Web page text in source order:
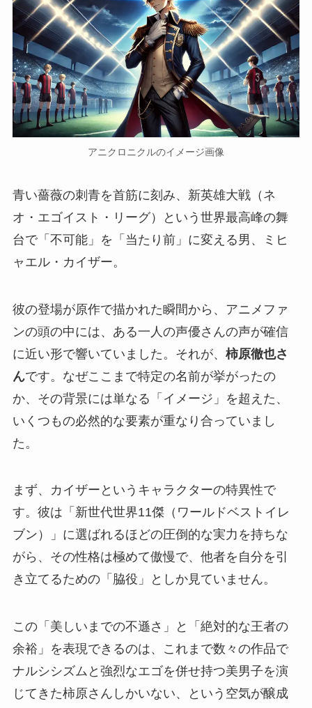
アニクロニクルのイメージ画像
青い薔薇の刺青を首筋に刻み、新英雄大戦（ネ
オ・エゴイスト・リーグ）という世界最高峰の舞
台で「不可能」を「当たり前」に変える男、ミヒ
ャエル・カイザー。
彼の登場が原作で描かれた瞬間から、アニメファ
ンの頭の中には、ある一人の声優さんの声が確信
に近い形で響いていました。それが、 柿原徹也さ
んです。なぜここまで特定の名前が挙がったの
か、その背景には単なる「イメージ」を超えた、
いくつもの必然的な要素が重なり合っていまし
た。
まず、カイザーというキャラクターの特異性で
す。彼は「新世代世界11傑（ワールドベストイレ
ブン）」に選ばれるほどの圧倒的な実力を持ちな
がら、その性格は極めて傲慢で、他者を自分を引
き立てるための「脇役」としか見ていません。
この「美しいまでの不遜さ」と「絶対的な王者の
余裕」を表現できるのは、これまで数々の作品で
ナルシシズムと強烈なエゴを併せ持つ美男子を演
じてきた柿原さんしかいない、という空気が醸成